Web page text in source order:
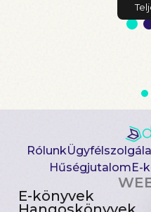
Rólunk
Hűségjutalom E-
E-könyvek